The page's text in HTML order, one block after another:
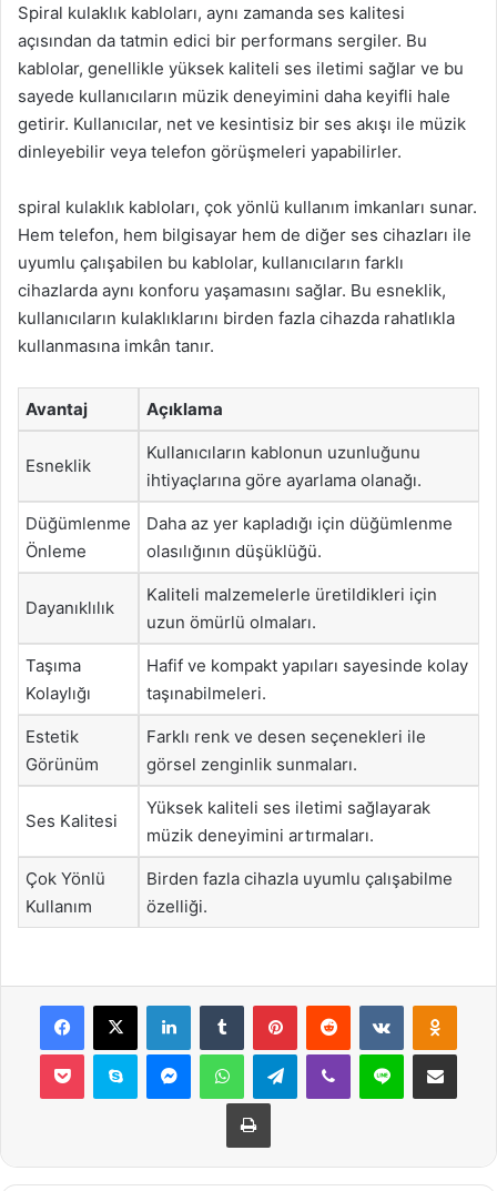
Spiral kulaklık kabloları, aynı zamanda ses kalitesi
açısından da tatmin edici bir performans sergiler. Bu
kablolar, genellikle yüksek kaliteli ses iletimi sağlar ve bu
sayede kullanıcıların müzik deneyimini daha keyifli hale
getirir. Kullanıcılar, net ve kesintisiz bir ses akışı ile müzik
dinleyebilir veya telefon görüşmeleri yapabilirler.
spiral kulaklık kabloları, çok yönlü kullanım imkanları sunar.
Hem telefon, hem bilgisayar hem de diğer ses cihazları ile
uyumlu çalışabilen bu kablolar, kullanıcıların farklı
cihazlarda aynı konforu yaşamasını sağlar. Bu esneklik,
kullanıcıların kulaklıklarını birden fazla cihazda rahatlıkla
kullanmasına imkân tanır.
Avantaj Açıklama
Esneklik
Kullanıcıların kablonun uzunluğunu
ihtiyaçlarına göre ayarlama olanağı.
Düğümlenme
Önleme
Daha az yer kapladığı için düğümlenme
olasılığının düşüklüğü.
Dayanıklılık
Kaliteli malzemelerle üretildikleri için
uzun ömürlü olmaları.
Taşıma
Kolaylığı
Hafif ve kompakt yapıları sayesinde kolay
taşınabilmeleri.
Estetik
Görünüm
Farklı renk ve desen seçenekleri ile
görsel zenginlik sunmaları.
Ses Kalitesi
Yüksek kaliteli ses iletimi sağlayarak
müzik deneyimini artırmaları.
Çok Yönlü
Kullanım
Birden fazla cihazla uyumlu çalışabilme
özelliği.
Facebook
X LinkedInTumblr PinterestReddit VKontakte
Pocket Skype MessengerWhatsAppTelegramViber Line E-Posta ile
Yazdır